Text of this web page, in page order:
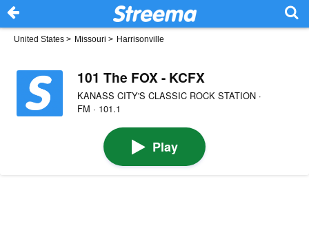
United States > Missouri > Harrisonville
101 The FOX - KCFX
KANASS CITY'S CLASSIC ROCK STATION ·
FM · 101.1
Play